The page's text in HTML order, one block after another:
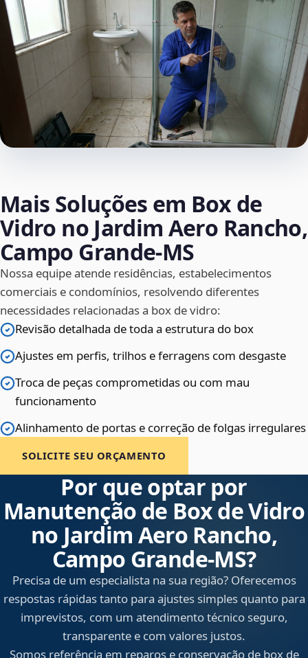
Mais Soluções em Box de
Vidro no Jardim Aero Rancho,
Campo Grande‑MS
Nossa equipe atende residências, estabelecimentos
comerciais e condomínios, resolvendo diferentes
necessidades relacionadas a box de vidro:
Revisão detalhada de toda a estrutura do box
Ajustes em perfis, trilhos e ferragens com desgaste
Troca de peças comprometidas ou com mau
funcionamento
Alinhamento de portas e correção de folgas irregulares
SOLICITE SEU ORÇAMENTO
Por que optar por
Manutenção de Box de Vidro
no Jardim Aero Rancho,
Campo Grande‑MS?
Precisa de um especialista na sua região? Oferecemos
respostas rápidas tanto para ajustes simples quanto para
imprevistos, com um atendimento técnico seguro,
transparente e com valores justos.
Somos referência em reparos e conservação de box de